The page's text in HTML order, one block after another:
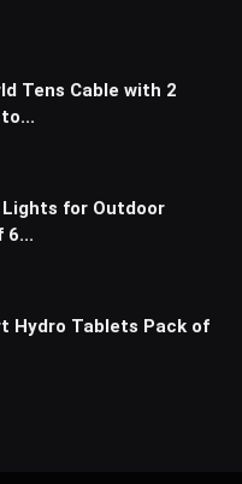
Tens Cable with 2
Lights for Outdoor
6...
Hydro Tablets Pack of